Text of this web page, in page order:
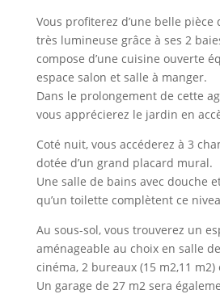
Vous profiterez d’une belle pièce
très lumineuse grâce à ses 2
compose d’une cuisine ouverte
espace salon et salle à manger.
Dans le prolongement de cette
vous apprécierez le jardin en
Coté nuit, vous accéderez à 3
dotée d’un grand placard mural.
Une salle de bains avec douche
qu’un toilette complètent ce
Au sous-sol, vous trouverez un
aménageable au choix en salle
cinéma, 2 bureaux (15 m2,11 m2)
Un garage de 27 m2 sera